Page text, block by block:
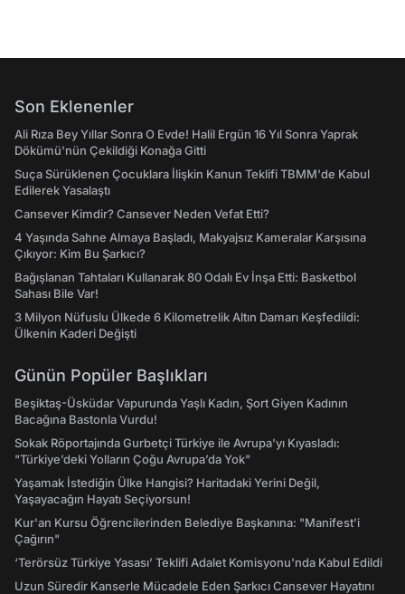
Son Eklenenler
Ali Rıza Bey Yıllar Sonra O Evde! Halil Ergün 16 Yıl Sonra Yaprak
Dökümü'nün Çekildiği Konağa Gitti
Suça Sürüklenen Çocuklara İlişkin Kanun Teklifi TBMM'de Kabul
Edilerek Yasalaştı
Cansever Kimdir? Cansever Neden Vefat Etti?
4 Yaşında Sahne Almaya Başladı, Makyajsız Kameralar Karşısına
Çıkıyor: Kim Bu Şarkıcı?
Bağışlanan Tahtaları Kullanarak 80 Odalı Ev İnşa Etti: Basketbol
Sahası Bile Var!
3 Milyon Nüfuslu Ülkede 6 Kilometrelik Altın Damarı Keşfedildi:
Ülkenin Kaderi Değişti
Günün Popüler Başlıkları
Beşiktaş-Üsküdar Vapurunda Yaşlı Kadın, Şort Giyen Kadının
Bacağına Bastonla Vurdu!
Sokak Röportajında Gurbetçi Türkiye ile Avrupa'yı Kıyasladı:
"Türkiye’deki Yolların Çoğu Avrupa’da Yok"
Yaşamak İstediğin Ülke Hangisi? Haritadaki Yerini Değil,
Yaşayacağın Hayatı Seçiyorsun!
Kur'an Kursu Öğrencilerinden Belediye Başkanına: "Manifest’i
Çağırın"
‘Terörsüz Türkiye Yasası’ Teklifi Adalet Komisyonu'nda Kabul Edildi
Uzun Süredir Kanserle Mücadele Eden Şarkıcı Cansever Hayatını